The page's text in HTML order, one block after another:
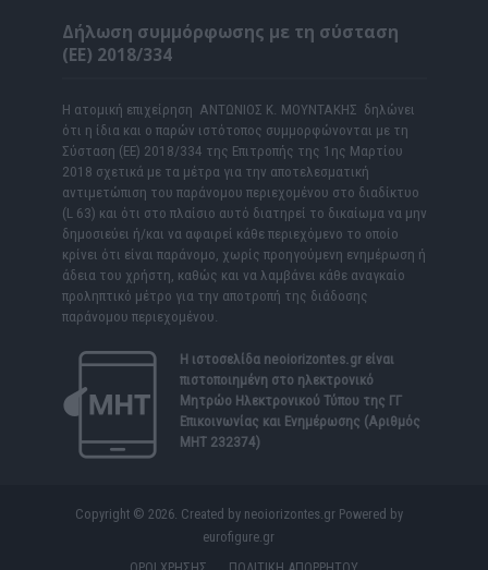
Δήλωση συμμόρφωσης με τη σύσταση
(ΕΕ) 2018/334
Η ατομική επιχείρηση ΑΝΤΩΝΙΟΣ Κ. ΜΟΥΝΤΑΚΗΣ δηλώνει
ότι η ίδια και ο παρών ιστότοπος συμμορφώνονται με τη
Σύσταση (ΕΕ) 2018/334 της Επιτροπής της 1ης Μαρτίου
2018 σχετικά με τα μέτρα για την αποτελεσματική
αντιμετώπιση του παράνομου περιεχομένου στο διαδίκτυο
(L 63) και ότι στο πλαίσιο αυτό διατηρεί το δικαίωμα να μην
δημοσιεύει ή/και να αφαιρεί κάθε περιεχόμενο το οποίο
κρίνει ότι είναι παράνομο, χωρίς προηγούμενη ενημέρωση ή
άδεια του χρήστη, καθώς και να λαμβάνει κάθε αναγκαίο
προληπτικό μέτρο για την αποτροπή της διάδοσης
παράνομου περιεχομένου.
Η ιστοσελίδα neoiorizontes.grείναι
πιστοποιημένη στο ηλεκτρονικό
Μητρώο Ηλεκτρονικού Τύπου της ΓΓ
Επικοινωνίας και Ενημέρωσης (Αριθμός
ΜΗΤ 232374)
Copyright © 2026. Created by neoiorizontes.gr Powered by
eurofigure.gr